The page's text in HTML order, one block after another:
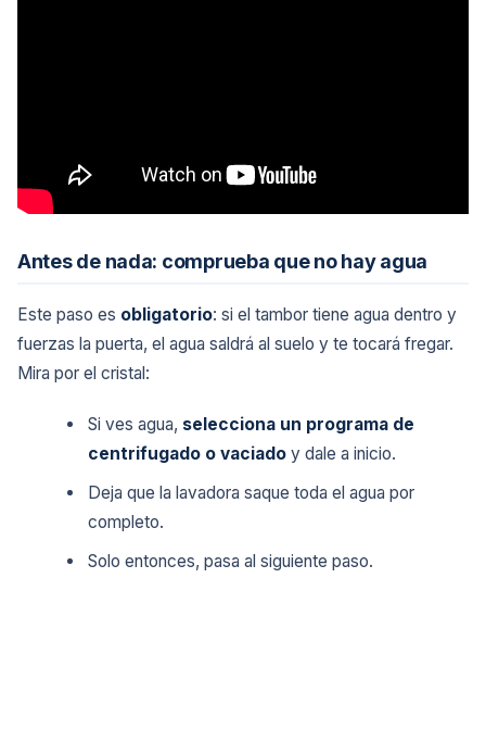
Antes de nada: comprueba que no hay agua
Este paso es obligatorio: si el tambor tiene agua dentro y
fuerzas la puerta, el agua saldrá al suelo y te tocará fregar.
Mira por el cristal:
Si ves agua, selecciona un programa de
centrifugado o vaciado y dale a inicio.
Deja que la lavadora saque toda el agua por
completo.
Solo entonces, pasa al siguiente paso.